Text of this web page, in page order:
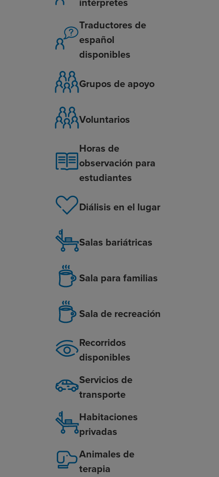
Traductores de
español
disponibles
Grupos de apoyo
Voluntarios
Horas de
observación para
estudiantes
Diálisis en el lugar
Salas bariátricas
Sala para familias
Sala de recreación
Recorridos
disponibles
Servicios de
transporte
Habitaciones
privadas
Animales de
terapia